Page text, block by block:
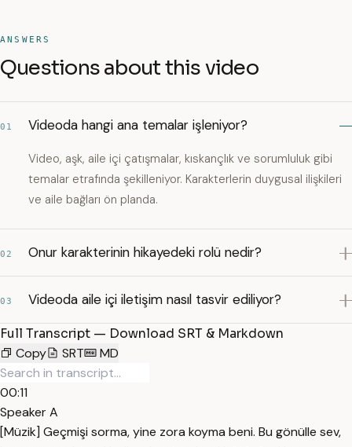
ANSWERS
Questions about this video
01 Videoda hangi ana temalar işleniyor?
Video, aşk, aile içi çatışmalar, kıskançlık ve sorumluluk gibi
temalar etrafında şekilleniyor. Karakterlerin duygusal ilişkileri
ve aile bağları ön planda.
02 Onur karakterinin hikayedeki rolü nedir?
03 Videoda aile içi iletişim nasıl tasvir ediliyor?
Full Transcript — Download SRT & Markdown
Copy
SRT MD
00:11
Speaker A
[Müzik] Geçmişi sorma, yine zora koyma beni. Bu gönülle sev,